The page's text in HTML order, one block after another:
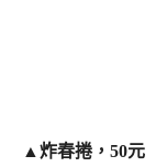
▲ 炸春捲，50元